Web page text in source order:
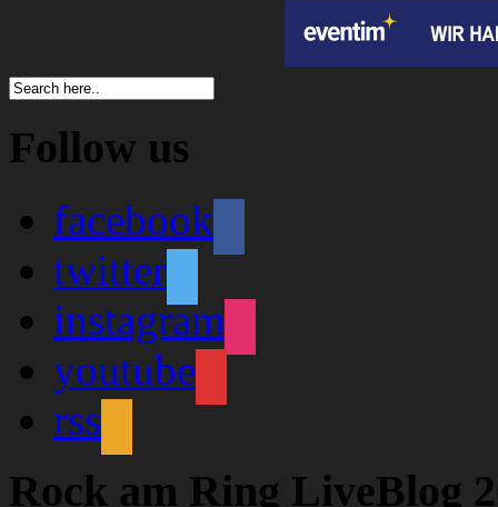
Follow us
facebook
twitter
instagram
youtube
rss
Rock am Ring LiveBlog